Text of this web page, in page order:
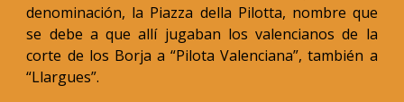
denominación, la Piazza della Pilotta, nombre que
se debe a que allí jugaban los valencianos de la
corte de los Borja a “Pilota Valenciana”, también a
“Llargues”.